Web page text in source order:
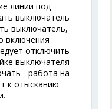
линии под
выключатель
выключатель,
включения
отключить
выключателя
- работа на
к отысканию